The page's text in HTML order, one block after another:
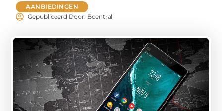
AANBIEDINGEN
Gepubliceerd Door: Bcentral